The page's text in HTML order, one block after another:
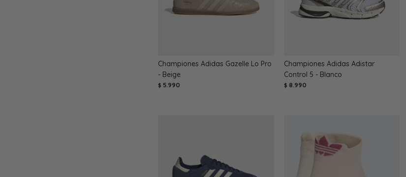
Championes Adidas Gazelle Lo Pro
- Beige
$ 5.990
Championes Adidas Adistar
Control 5 - Blanco
$ 8.990